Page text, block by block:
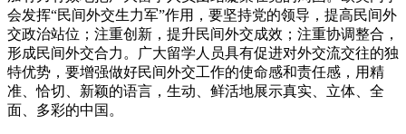
会发挥“民间外交生力军”作用，要坚持党的领导，提高民间外
交政治站位；注重创新，提升民间外交成效；注重协调整合，
形成民间外交合力。广大留学人员具有促进对外交流交往的独
特优势，要增强做好民间外交工作的使命感和责任感，用精
准、恰切、新颖的语言，生动、鲜活地展示真实、立体、全
面、多彩的中国。